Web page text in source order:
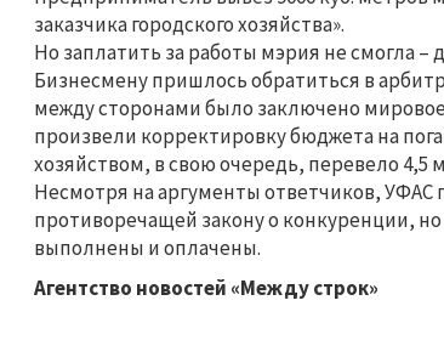
заказчика городского хозяйства».
Но заплатить за работы мэрия не смогла
Бизнесмену пришлось обратиться в
между сторонами было заключено
произвели корректировку бюджета на
хозяйством, в свою очередь, перевело
Несмотря на аргументы ответчиков, УФАС
противоречащей закону о конкуренции,
выполнены и оплачены.
Агентство новостей «Между строк»